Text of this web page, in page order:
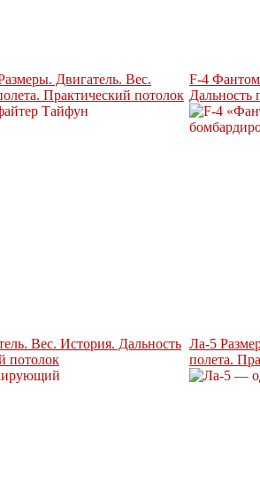
Двигатель. Вес.
Практический потолок
F-4
Дальность
Вес. История. Дальность
потолок
Ла-5
полета.